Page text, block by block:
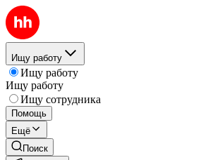
Ищу работу
Ищу работу
Ищу работу
Ищу сотрудника
Помощь
Ещё
Поиск